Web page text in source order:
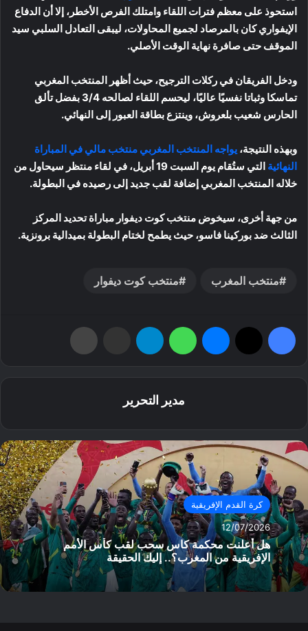
استحوذ على معظم فترات اللقاء وامتلك الفرص الأخطر، إلا أن الدفاع
الإيفواري كان بالمرصاد لجميع المحاولات، ليبقى التعادل السلبي سيد
الموقف حتى صافرة نهاية الوقت الأصلي.
ودخل الفريقان في ركلات الترجيح، حيث أظهر المنتخب المغربي
تماسكا وثباتا نفسيًا عاليًا، ليحسم اللقاء لصالحه 3/4 بفضل تألق
الحارس شعيب بلعروش، وينتزع بطاقة العبور إلى النهائي.
وبهذه النتيجة، يواجه المنتخب المغربي منتخب مالي في المباراة
النهائية
التي ستُقام يوم السبت 19 أبريل، في لقاء منتظر سيحاول من
خلاله المنتخب المغربي إضافة لقب جديد إلى رصيده في البطولة.
من جهة أخرى، سيخوض منتخب كوت ديفوار مباراة تحديد المركز
الثالث ضد بوركينا فاسو، حيث يطمح لختام البطولة بميدالية برونزية.
منتخب المغرب منتخب كوت ديفوار
مدير التحرير
كرة القدم الإفريقية
12/07/2026
هل أعلنت محكمة كاس سحب لقب كأس الأمم
الإفريقية من المغرب؟.. إليك الحقيقة